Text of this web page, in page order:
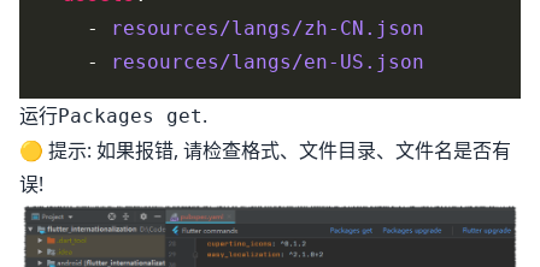
    -
resources/langs/zh-CN.json
    -
resources/langs/en-US.json
运行Packages get.
🟡 提示: 如果报错, 请检查格式、文件目录、文件名是否有
误!